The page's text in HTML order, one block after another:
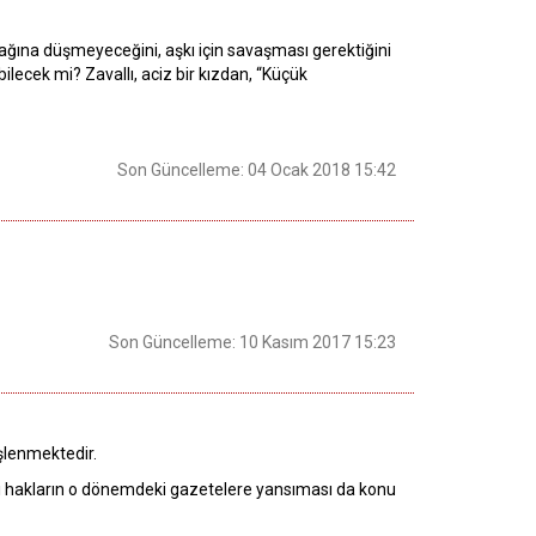
düşmeyeceğini, aşkı için savaşması gerektiğini
mi? Zavallı, aciz bir kızdan, “Küçük
Son Güncelleme: 04 Ocak 2018 15:42
Son Güncelleme: 10 Kasım 2017 15:23
o dönemdeki gazetelere yansıması da konu